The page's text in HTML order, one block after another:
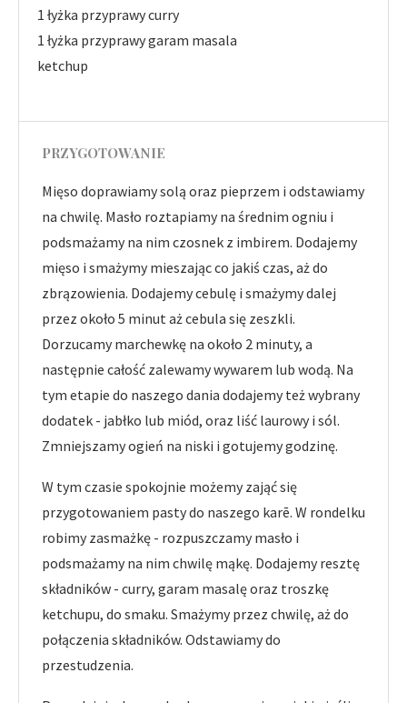
1 łyżka przyprawy curry
1 łyżka przyprawy garam masala
ketchup
PRZYGOTOWANIE
Mięso doprawiamy solą oraz pieprzem i odstawiamy
na chwilę. Masło roztapiamy na średnim ogniu i
podsmażamy na nim czosnek z imbirem. Dodajemy
mięso i smażymy mieszając co jakiś czas, aż do
zbrązowienia. Dodajemy cebulę i smażymy dalej
przez około 5 minut aż cebula się zeszkli.
Dorzucamy marchewkę na około 2 minuty, a
następnie całość zalewamy wywarem lub wodą. Na
tym etapie do naszego dania dodajemy też wybrany
dodatek - jabłko lub miód, oraz liść laurowy i sól.
Zmniejszamy ogień na niski i gotujemy godzinę.
W tym czasie spokojnie możemy zająć się
przygotowaniem pasty do naszego karē. W rondelku
robimy zasmażkę - rozpuszczamy masło i
podsmażamy na nim chwilę mąkę. Dodajemy resztę
składników - curry, garam masalę oraz troszkę
ketchupu, do smaku. Smażymy przez chwilę, aż do
połączenia składników. Odstawiamy do
przestudzenia.